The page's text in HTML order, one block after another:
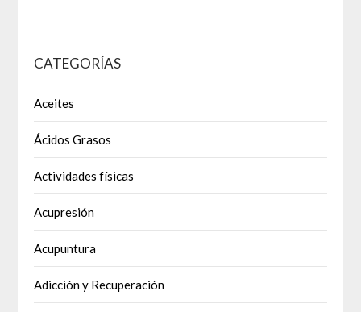
CATEGORÍAS
Aceites
Ácidos Grasos
Actividades físicas
Acupresión
Acupuntura
Adicción y Recuperación